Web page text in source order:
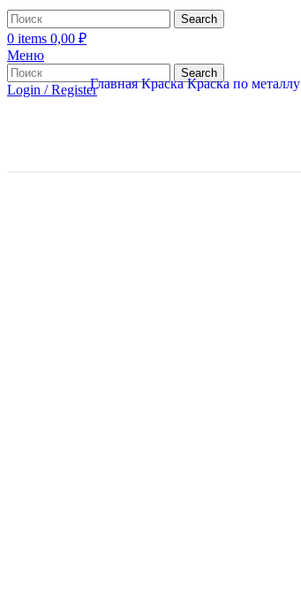
Search
0 items 0,00 ₽
Меню
Search
Login / RegisterГлавнаяКраскаКраска по металлу